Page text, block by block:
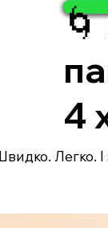
4
Легко. І